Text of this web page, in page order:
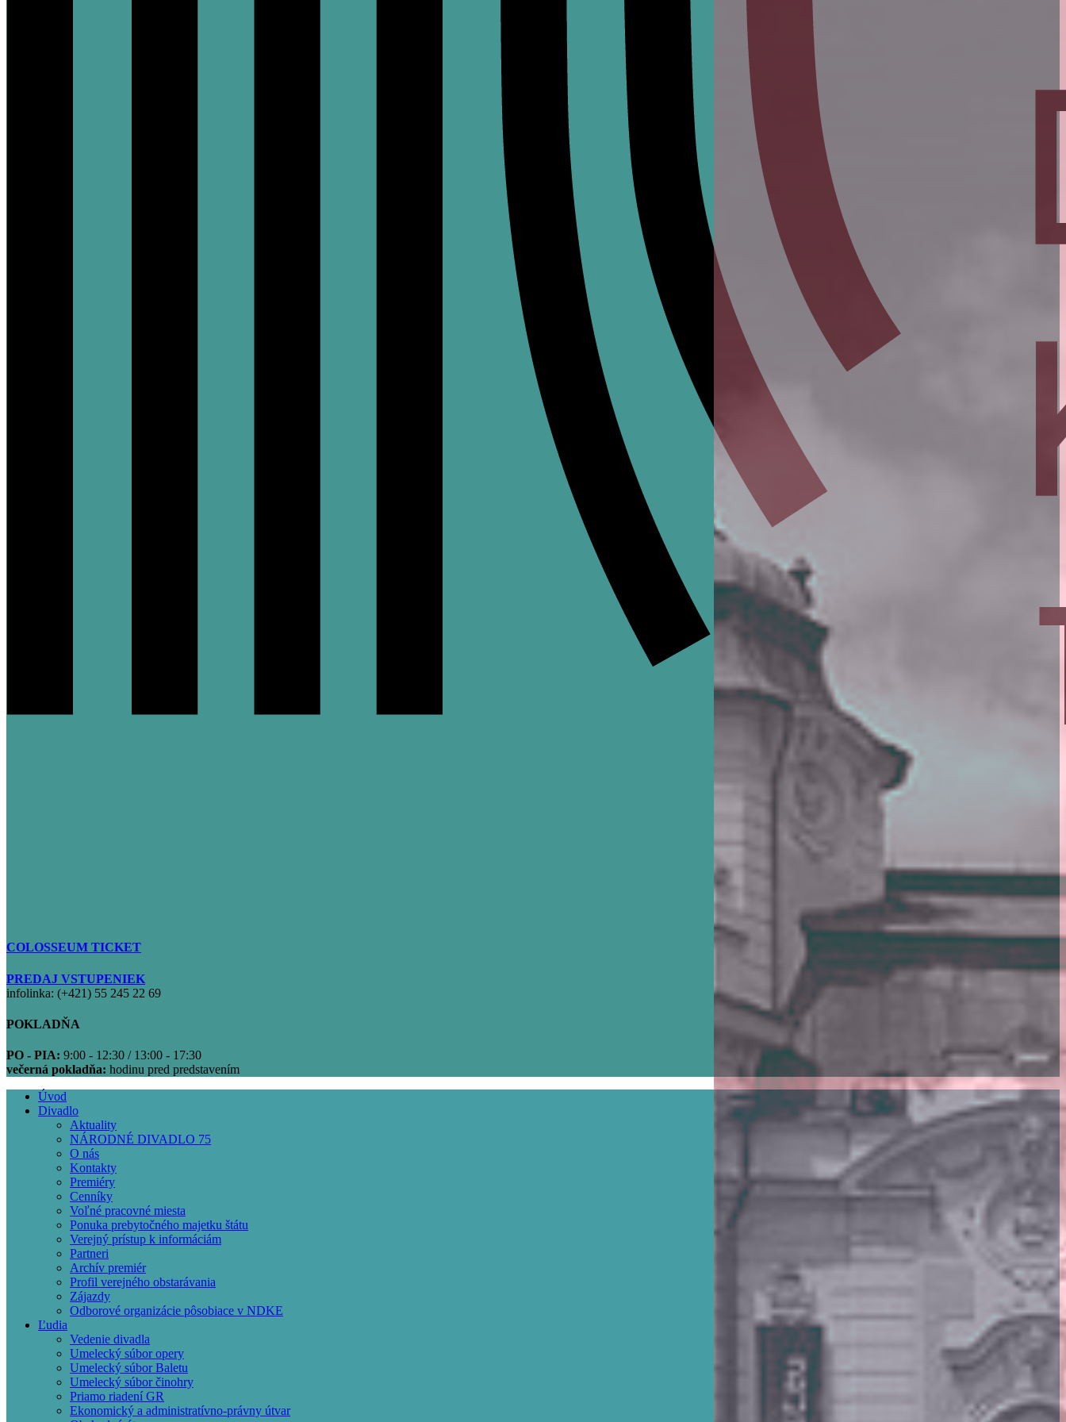
COLOSSEUM TICKET
PREDAJ VSTUPENIEK
infolinka: (+421) 55 245 22 69
POKLADŇA
PO - PIA: 9:00 - 12:30 / 13:00 - 17:30
večerná pokladňa: hodinu pred predstavením
Main
navigation
Úvod
Divadlo
Aktuality
NÁRODNÉ DIVADLO 75
O nás
Kontakty
Premiéry
Cenníky
Voľné pracovné miesta
Ponuka prebytočného majetku štátu
Verejný prístup k informáciám
Partneri
Archív premiér
Profil verejného obstarávania
Zájazdy
Odborové organizácie pôsobiace v NDKE
Ľudia
Vedenie divadla
Umelecký súbor opery
Umelecký súbor Baletu
Umelecký súbor činohry
Priamo riadení GR
Ekonomický a administratívno-právny útvar